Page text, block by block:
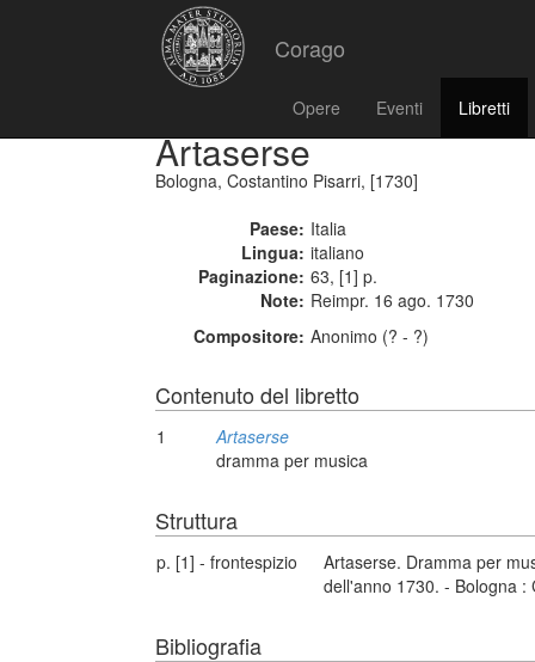
Corago
Opere Eventi Libretti
Artaserse
Bologna, Costantino Pisarri, [1730]
Paese: Italia
Lingua: italiano
Paginazione: 63, [1] p.
Note: Reimpr. 16 ago. 1730
Compositore: Anonimo (? - ?)
Contenuto del libretto
1
Artaserse
dramma per musica
Struttura
p. [1] - frontespizio
Artaserse. Dramma per
dell'anno 1730. - Bologna :
Bibliografia